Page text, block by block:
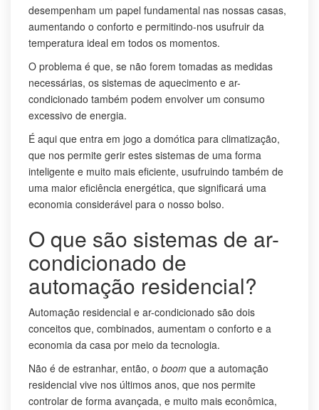
desempenham um papel fundamental nas nossas casas,
aumentando o conforto e permitindo-nos usufruir da
temperatura ideal em todos os momentos.
O problema é que, se não forem tomadas as medidas
necessárias, os sistemas de aquecimento e ar-
condicionado também podem envolver um consumo
excessivo de energia.
É aqui que entra em jogo a domótica para climatização,
que nos permite gerir estes sistemas de uma forma
inteligente e muito mais eficiente, usufruindo também de
uma maior eficiência energética, que significará uma
economia considerável para o nosso bolso.
O que são sistemas de ar-
condicionado de
automação residencial?
Automação residencial e ar-condicionado são dois
conceitos que, combinados, aumentam o conforto e a
economia da casa por meio da tecnologia.
Não é de estranhar, então, o boom que a automação
residencial vive nos últimos anos, que nos permite
controlar de forma avançada, e muito mais econômica,